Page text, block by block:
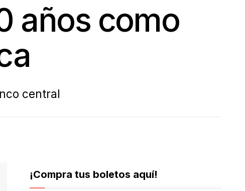
años como
central
¡Compra tus boletos aquí!